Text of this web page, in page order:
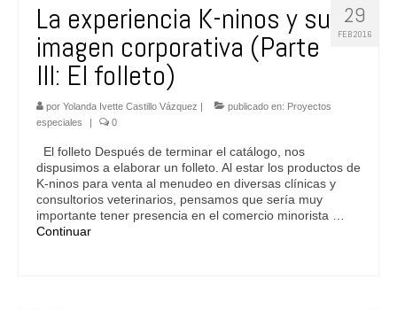
29
FEB 2016
La experiencia K-ninos y su
imagen corporativa (Parte
III: El folleto)
por Yolanda Ivette Castillo Vázquez | publicado en: Proyectos
especiales
| 0
El folleto Después de terminar el catálogo, nos
dispusimos a elaborar un folleto. Al estar los productos de
K-ninos para venta al menudeo en diversas clínicas y
consultorios veterinarios, pensamos que sería muy
importante tener presencia en el comercio minorista …
Continuar